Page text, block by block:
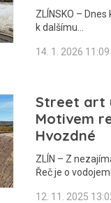
ZLÍNSKO –
k dalšímu…
14. 1. 2026 11:09
Street art
Motivem
Hvozdné
ZLÍN – Z
Řeč je o
12. 11. 2025